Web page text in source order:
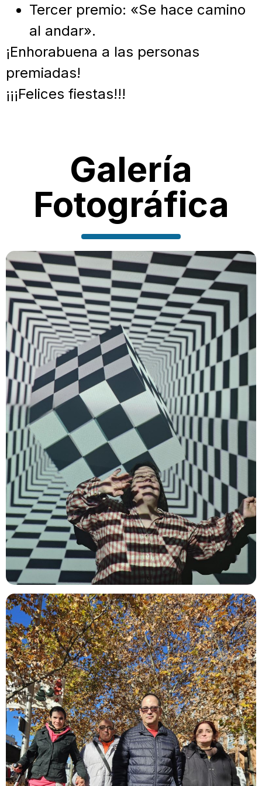
Tercer premio: «Se hace camino
al andar».
¡Enhorabuena a las personas
premiadas!
¡¡¡Felices fiestas!!!
Galería
Fotográfica